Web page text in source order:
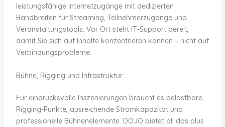
leistungsfähige Internetzugänge mit dedizierten
Bandbreiten für Streaming, Teilnehmerzugänge und
Veranstaltungstools. Vor Ort steht IT-Support bereit,
damit Sie sich auf Inhalte konzentrieren können – nicht auf
Verbindungsprobleme.
Bühne, Rigging und Infrastruktur
Für eindrucksvolle Inszenierungen braucht es belastbare
Rigging-Punkte, ausreichende Stromkapazität und
professionelle Bühnenelemente. DOJO bietet all das plus